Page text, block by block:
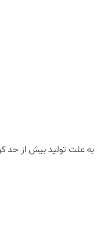
به علت تولید بیش از